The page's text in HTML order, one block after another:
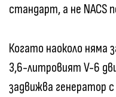
стандарт, а не NACS
Когато наоколо няма
3,6-литровият V-6
задвижва генератор